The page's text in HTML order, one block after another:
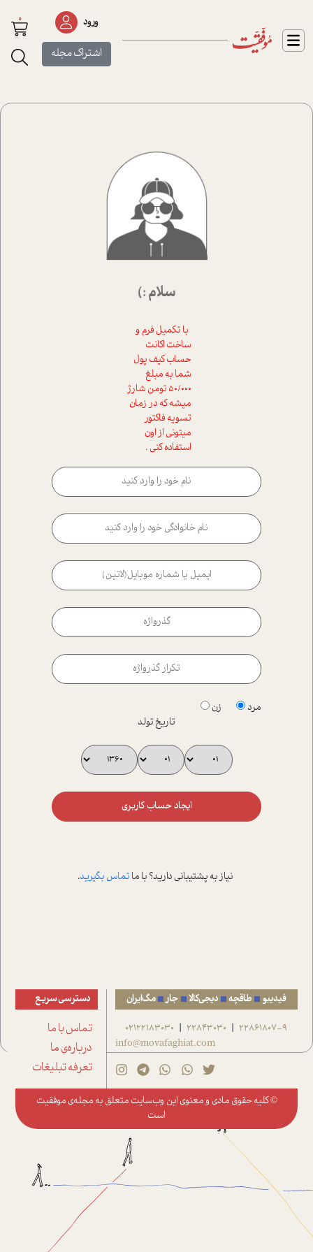
ورود
اشتراک مجله
0
سلام :)
با تکمیل فرم و
ساخت اکانت
حساب کیف پول
شما به مبلغ
50/000 تومن شارژ
میشه که در زمان
تسویه فاکتور
میتونی از اون
استفاده کنی .
مرد
زن
تاریخ تولد
ایجاد حساب کاربری
نیاز به پشتیبانی دارید؟ با ماتماس بگیرید.
فیدیبو طاقچه دیجی‌کالا جار مگ‌ایران
22861807-9
|
22843030
|
02122183030
info@movafaghiat.com
دسترسی سریع
تماس با ما
درباره‌ی ما
تعرفه تبلیغات
© کلیه حقوق مادی و معنوی این وب‌سایت متعلق به مجله‌ی موفقیت
است